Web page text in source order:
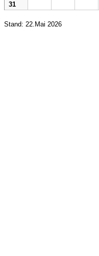
31
Stand: 22.Mai 2026